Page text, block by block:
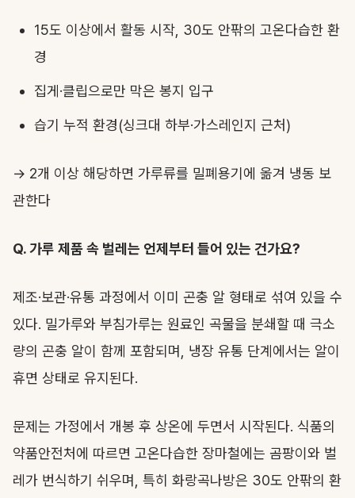
15도 이상에서 활동 시작, 30도 안팎의 고온다습한 환
경
집게·클립으로만 막은 봉지 입구
습기 누적 환경(싱크대 하부·가스레인지 근처)
→ 2개 이상 해당하면 가루류를 밀폐용기에 옮겨 냉동 보
관한다
Q. 가루 제품 속 벌레는 언제부터 들어 있는 건가요?
제조·보관·유통 과정에서 이미 곤충 알 형태로 섞여 있을 수
있다. 밀가루와 부침가루는 원료인 곡물을 분쇄할 때 극소
량의 곤충 알이 함께 포함되며, 냉장 유통 단계에서는 알이
휴면 상태로 유지된다.
문제는 가정에서 개봉 후 상온에 두면서 시작된다. 식품의
약품안전처에 따르면 고온다습한 장마철에는 곰팡이와 벌
레가 번식하기 쉬우며, 특히 화랑곡나방은 30도 안팎의 환